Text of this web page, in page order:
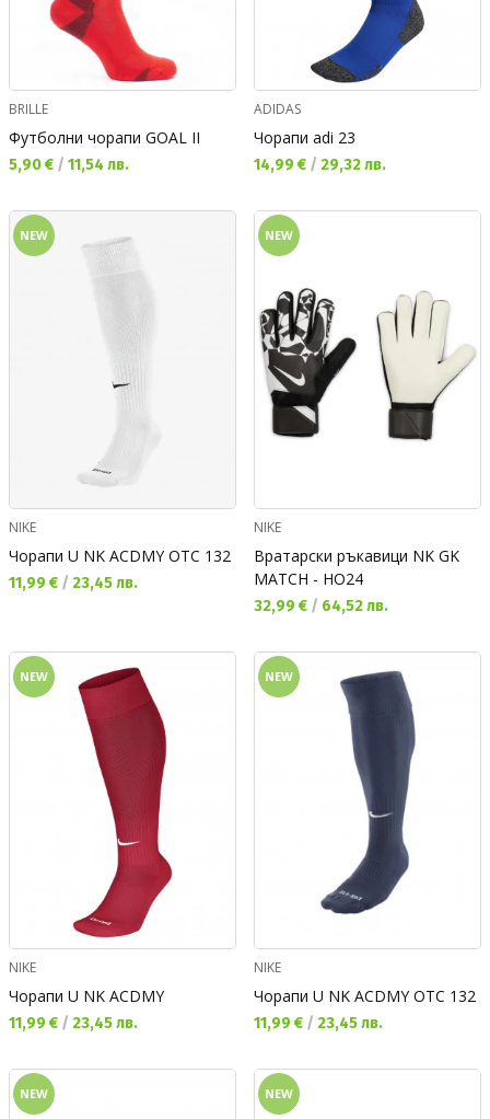
BRILLE
Футболни чорапи GOAL II
Текуща цена:
5,90 € / 11,54 лв.
ADIDAS
Чорапи adi 23
Текуща цена:
14,99 € / 29,32 лв.
NEW
NIKE
Чорапи U NK ACDMY OTC 132
Текуща цена:
11,99 € / 23,45 лв.
NEW
NIKE
Вратарски ръкавици NK GK
MATCH - HO24
Текуща цена:
32,99 € / 64,52 лв.
NEW
NIKE
Чорапи U NK ACDMY
Текуща цена:
11,99 € / 23,45 лв.
NEW
NIKE
Чорапи U NK ACDMY OTC 132
Текуща цена:
11,99 € / 23,45 лв.
NEW NEW